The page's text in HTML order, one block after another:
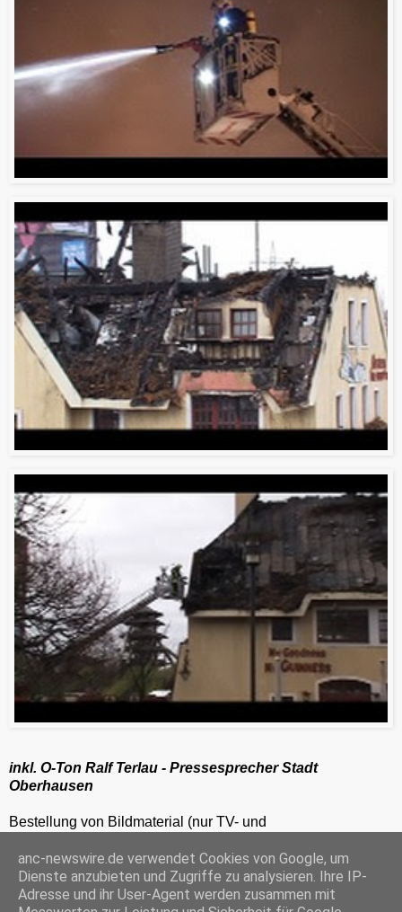
inkl. O-Ton Ralf Terlau - Pressesprecher Stadt
Oberhausen
Bestellung von Bildmaterial (nur TV- und
ANC-NEWS-TELEVISION GmbH, Kruppstraße 82 – 100, 45145 Essen, HRB 12411, Amtsgericht Essen, Geschäftsführer: C. Anhuth
C
o
E
m
W
h
P
r
S
h
anc-newswire.de verwendet Cookies von Google, um
Dienste anzubieten und Zugriffe zu analysieren. Ihre IP-
Adresse und ihr User-Agent werden zusammen mit